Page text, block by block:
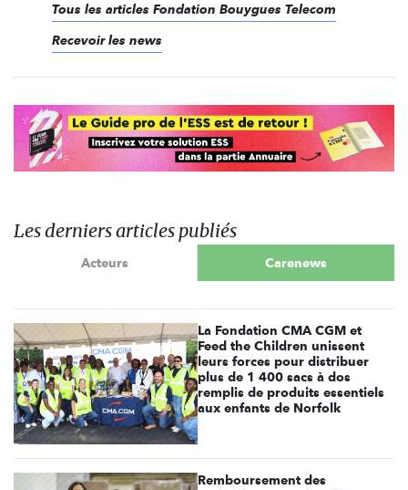
Tous les articles Fondation Bouygues Telecom
Recevoir les news
Les derniers articles publiés
Acteurs Carenews
La Fondation CMA CGM et
Feed the Children unissent
leurs forces pour distribuer
plus de 1 400 sacs à dos
remplis de produits essentiels
aux enfants de Norfolk
Remboursement des